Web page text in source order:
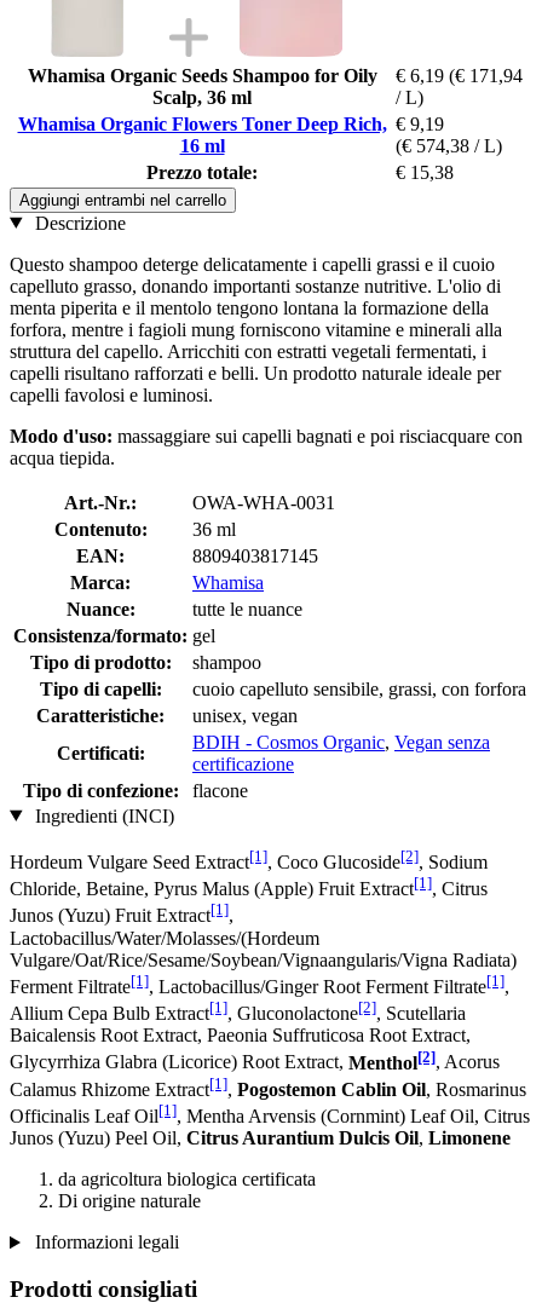
Whamisa Organic Seeds Shampoo for Oily
Scalp, 36 ml
€ 6,19 (€ 171,94
/ L)
Whamisa Organic Flowers Toner Deep Rich,
16 ml
€ 9,19
(€ 574,38 / L)
Prezzo totale:
€ 15,38
Aggiungi entrambi nel carrello
Descrizione
Questo shampoo deterge delicatamente i capelli grassi e il cuoio
capelluto grasso, donando importanti sostanze nutritive. L'olio di
menta piperita e il mentolo tengono lontana la formazione della
forfora, mentre i fagioli mung forniscono vitamine e minerali alla
struttura del capello. Arricchiti con estratti vegetali fermentati, i
capelli risultano rafforzati e belli. Un prodotto naturale ideale per
capelli favolosi e luminosi.
Modo d'uso: massaggiare sui capelli bagnati e poi risciacquare con
acqua tiepida.
Art.-Nr.:
OWA-WHA-0031
Contenuto:
36 ml
EAN:
8809403817145
Marca:
Whamisa
Nuance:
tutte le nuance
Consistenza/formato: gel
Tipo di prodotto:
shampoo
Tipo di capelli:
cuoio capelluto sensibile, grassi, con forfora
Caratteristiche:
unisex, vegan
Certificati:
BDIH - Cosmos Organic, Vegan senza
certificazione
Tipo di confezione:
flacone
Ingredienti (INCI)
Hordeum Vulgare Seed Extract[1], Coco Glucoside[2], Sodium
Chloride, Betaine, Pyrus Malus (Apple) Fruit Extract[1], Citrus
Junos (Yuzu) Fruit Extract[1],
Lactobacillus/Water/Molasses/(Hordeum
Vulgare/Oat/Rice/Sesame/Soybean/Vignaangularis/Vigna Radiata)
Ferment Filtrate[1], Lactobacillus/Ginger Root Ferment Filtrate[1],
Allium Cepa Bulb Extract[1], Gluconolactone[2], Scutellaria
Baicalensis Root Extract, Paeonia Suffruticosa Root Extract,
Glycyrrhiza Glabra (Licorice) Root Extract, Menthol[2], Acorus
Calamus Rhizome Extract[1], Pogostemon Cablin Oil, Rosmarinus
Officinalis Leaf Oil[1], Mentha Arvensis (Cornmint) Leaf Oil, Citrus
Junos (Yuzu) Peel Oil, Citrus Aurantium Dulcis Oil, Limonene
da agricoltura biologica certificata
Di origine naturale
Informazioni legali
Prodotti consigliati